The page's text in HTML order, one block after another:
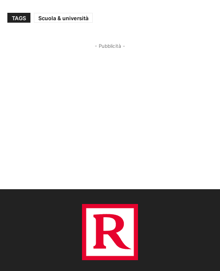
TAGS Scuola & università
- Pubblicità -